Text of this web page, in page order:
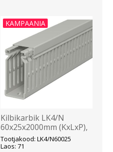
KAMPAANIA
Kilbikarbik LK4/N
60x25x2000mm (KxLxP),
hall, OBO
Tootjakood: LK4/N60025
Laos: 71